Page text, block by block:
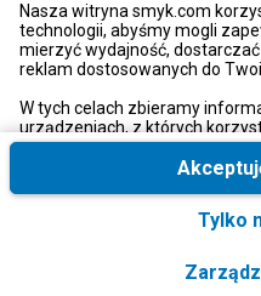
Nasza witryna smyk.com
technologii, abyśmy mogli
mierzyć wydajność,
reklam dostosowanych do
W tych celach zbieramy
urządzeniach, z których
do prawidłowego
Te niezbędne pliki cookies
wykorzystujemy dodatkowe
rozszerzone w celu
Tylko
Kraj i język: Polska (Poland)
© 2026,